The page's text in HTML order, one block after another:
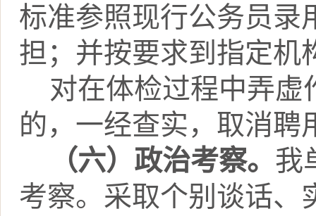
标准参照现行公务员录
担； 并按要求到指定机
对在体检过程中弄
的，一经查实，取消聘
（六）政治考察。 我
考察。采取个别谈话、